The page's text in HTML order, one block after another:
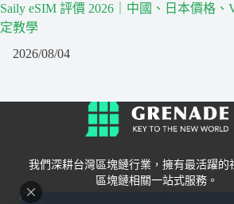
Saily eSIM 評價 2026｜中國、日本價格、
定教學
2026/08/04
我們深耕台灣區塊鏈行業，擁有最活躍的
區塊鏈相關一站式服務。